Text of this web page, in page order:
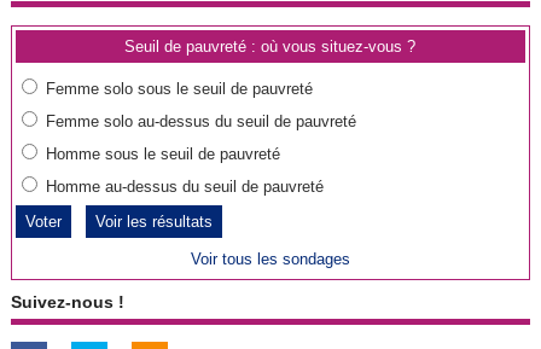
Seuil de pauvreté : où vous situez-vous ?
Femme solo sous le seuil de pauvreté
Femme solo au-dessus du seuil de pauvreté
Homme sous le seuil de pauvreté
Homme au-dessus du seuil de pauvreté
Voir les résultats
Voir tous les sondages
Suivez-nous !